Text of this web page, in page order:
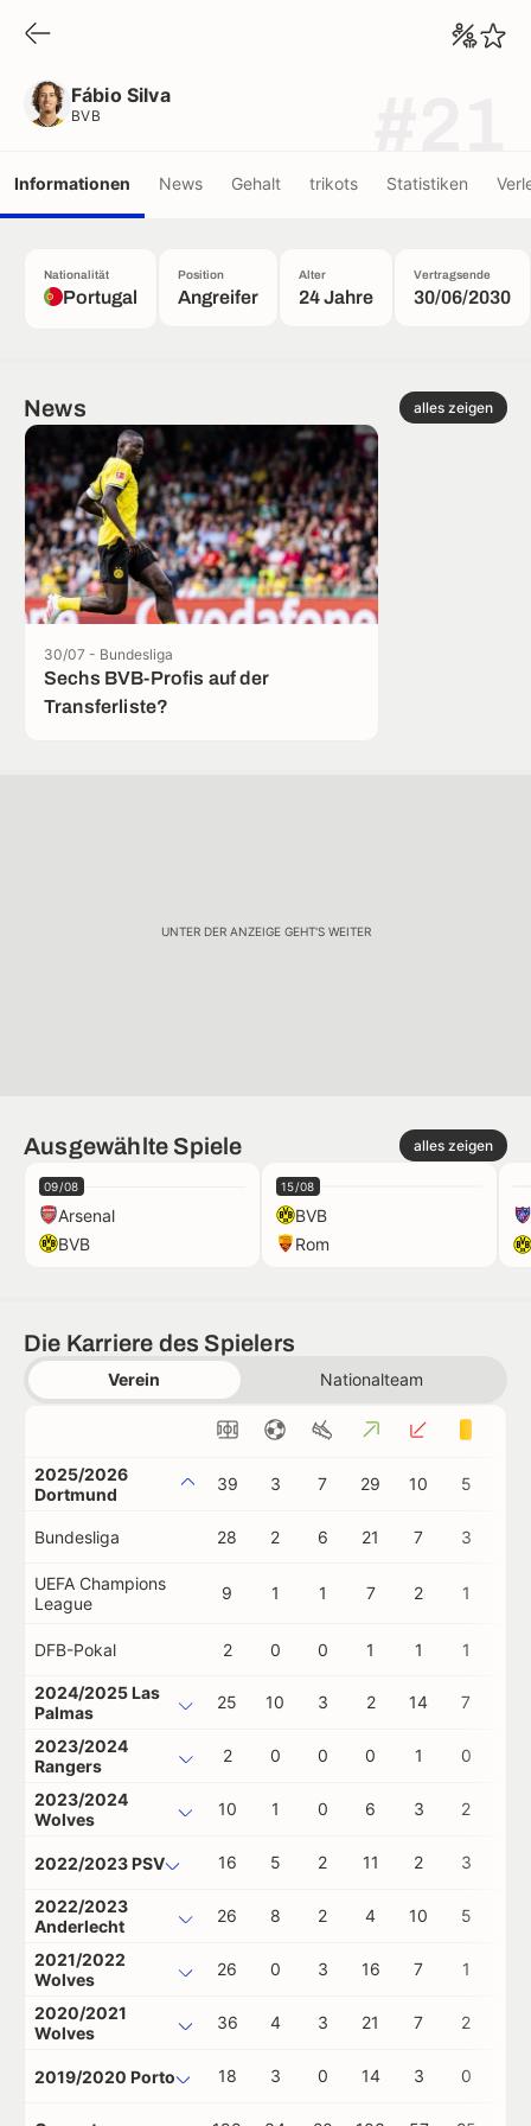
Fábio Silva
BVB
Informationen News Gehalt trikots Statistiken
Nationalität
Portugal
Position
Angreifer
Alter
24 Jahre
Vertragsende
30/06/2030
News alles zeigen
Sechs BVB-Profis auf der
Transferliste?
30/07 - Bundesliga
UNTER DER ANZEIGE GEHT'S WEITER
Ausgewählte Spiele alles zeigen
09/08
Arsenal
BVB
15/08
BVB
Rom
Die Karriere des Spielers
Verein Nationalteam
2025/2026
Dortmund
39 3 7 29 10 5
Bundesliga 28 2 6 21 7 3
UEFA Champions
League
9 1 1 7 2 1
DFB-Pokal 2 0 0 1 1 1
2024/2025 Las
Palmas
25 10 3 2 14 7
2023/2024
Rangers
2 0 0 0 1 0
2023/2024
Wolves
10 1 0 6 3 2
2022/2023 PSV 16 5 2 11 2 3
2022/2023
Anderlecht
26 8 2 4 10 5
2021/2022
Wolves
26 0 3 16 7 1
2020/2021
Wolves
36 4 3 21 7 2
2019/2020 Porto 18 3 0 14 3 0